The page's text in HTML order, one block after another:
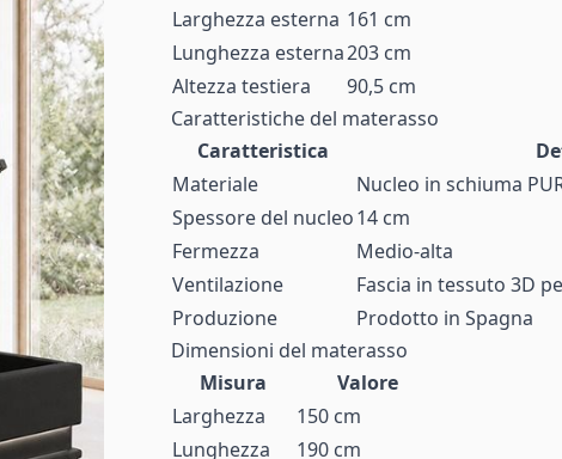
Larghezza esterna 161 cm
Lunghezza esterna203 cm
Altezza testiera
90,5 cm
Caratteristiche del materasso
Caratteristica
Materiale
Nucleo in schiuma
Spessore del nucleo14 cm
Fermezza
Medio-alta
Ventilazione
Fascia in tessuto 3D
Produzione
Prodotto in Spagna
Dimensioni del materasso
Misura
Valore
Larghezza
150 cm
Lunghezza
190 cm